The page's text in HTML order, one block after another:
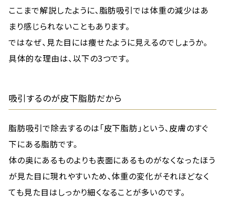
ここまで解説したように、脂肪吸引では体重の減少はあ
まり感じられないこともあります。
ではなぜ、見た目には痩せたように見えるのでしょうか。
具体的な理由は、以下の3つです。
吸引するのが皮下脂肪だから
脂肪吸引で除去するのは「皮下脂肪」という、皮膚のすぐ
下にある脂肪です。
体の奥にあるものよりも表面にあるものがなくなったほう
が見た目に現れやすいため、体重の変化がそれほどなく
ても見た目はしっかり細くなることが多いのです。